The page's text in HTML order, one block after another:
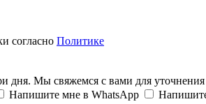
согласно Политике
дня. Мы свяжемся с вами для
Напишите мне в WhatsApp